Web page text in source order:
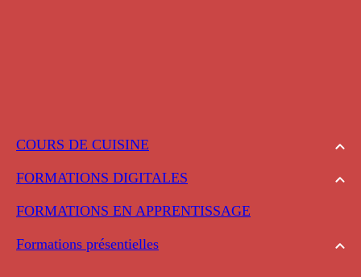
COURS DE CUISINE
FORMATIONS DIGITALES
FORMATIONS EN APPRENTISSAGE
Formations présentielles